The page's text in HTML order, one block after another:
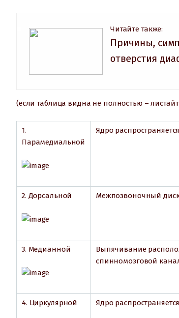
Читайте также:
Причины,
отверстия
(если таблица видна не полностью –
1.
Парамедиальной
Ядро
2. Дорсальной Межпозвоночный диск
3. Медианной
Выпячивание
спинномозговой
4. Циркулярной Ядро